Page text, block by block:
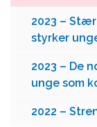
2023 –
styrker
2023 – De
unge som
2022 –